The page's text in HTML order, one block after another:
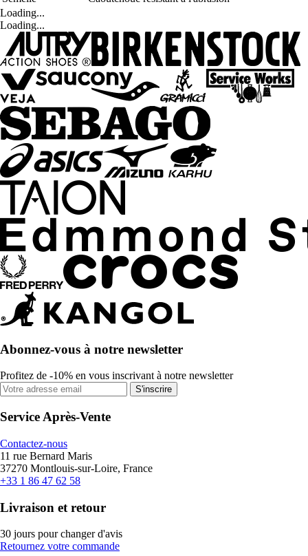
Loading...
Loading...
Abonnez-vous à notre newsletter
Profitez de -10% en vous inscrivant à notre newsletter
S'inscrire
Service Après-Vente
Contactez-nous
11 rue Bernard Maris
37270 Montlouis-sur-Loire, France
+33 1 86 47 62 58
Livraison et retour
30 jours pour changer d'avis
Retournez votre commande